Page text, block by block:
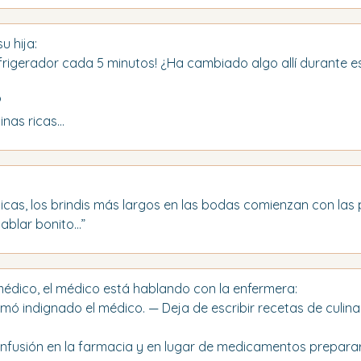
hija:
cada 5 minutos! ¿Ha cambiado algo allí durante
ricas...
los brindis más largos en las bodas comienzan con
bonito…”
el médico está hablando con la enfermera:
indignado el médico. — Deja de escribir recetas de
en la farmacia y en lugar de medicamentos